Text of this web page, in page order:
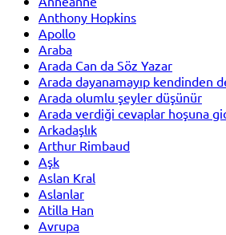
Anthony Hopkins
Apollo
Araba
Arada Can da Söz Yazar
Arada dayanamayıp kendinden
Arada olumlu şeyler düşünür
Arada verdiği cevaplar hoşuna
Arkadaşlık
Arthur Rimbaud
Aşk
Aslan Kral
Aslanlar
Atilla Han
Avrupa